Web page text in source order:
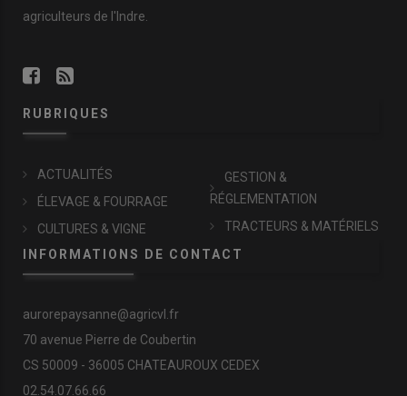
agriculteurs de l'Indre.
RUBRIQUES
ACTUALITÉS
ÉLEVAGE & FOURRAGE
CULTURES & VIGNE
GESTION &
RÉGLEMENTATION
TRACTEURS & MATÉRIELS
INFORMATIONS DE CONTACT
aurorepaysanne@agricvl.fr
70 avenue Pierre de Coubertin
CS 50009 - 36005 CHATEAUROUX CEDEX
02.54.07.66.66